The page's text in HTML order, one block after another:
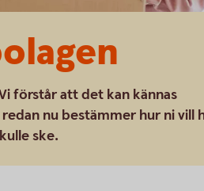
förstår att det kan kännas
nu bestämmer hur ni vill
ske.